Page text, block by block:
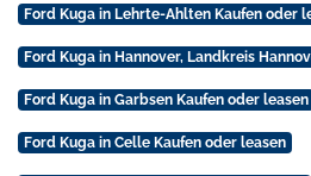
Ford Kuga in Lehrte-Ahlten Kaufen oder
Ford Kuga in Hannover, Landkreis
Ford Kuga in Garbsen Kaufen oder leasen
Ford Kuga in Celle Kaufen oder leasen